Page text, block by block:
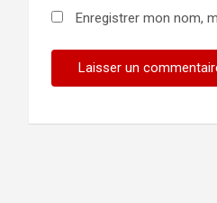
Enregistrer mon nom,